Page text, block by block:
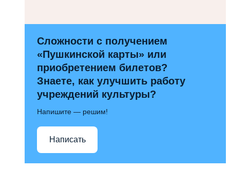
Сложности с получением
«Пушкинской карты» или
приобретением билетов?
Знаете, как улучшить работу
учреждений культуры?
Напишите — решим!
Написать